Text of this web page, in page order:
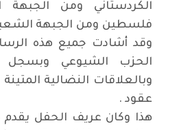
الكردستاني ومن الجبهة
فلسطين ومن الجبهة
وقد أشادت جميع هذه
الحزب الشيوعي وبسجل
وبالعلاقات النضالية
عقود .
هذا وكان عريف الحفل